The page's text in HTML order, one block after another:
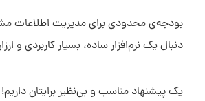
بودجه‌ی محدودی برای مدیریت اطلاعات
دنبال یک نرم‌افزار ساده، بسیار کاربردی و
یک پیشنهاد مناسب و بی‌نظیر برایتان داریم!